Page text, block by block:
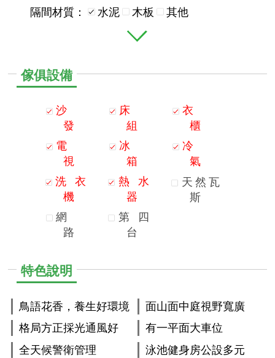
隔間材質：
水泥 木板 其他
傢俱設備
沙
發
電
視
洗
衣
機
網
路
床
組
冰
箱
熱
水
器
第
四
台
衣
櫃
冷
氣
天 然 瓦
斯
特色說明
鳥語花香，養生好環境
格局方正採光通風好
全天候警衛管理
面山面中庭視野寬廣
有一平面大車位
泳池健身房公設多元